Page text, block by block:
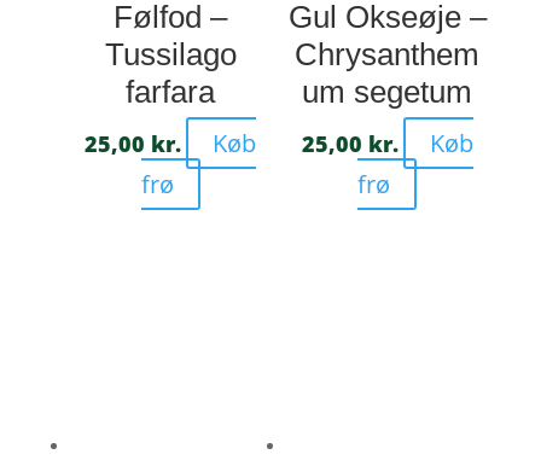
Følfod –
Tussilago
farfara
25,00 kr.
Køb
frø
Gul Okseøje –
Chrysanthem
um segetum
25,00 kr.
Køb
frø